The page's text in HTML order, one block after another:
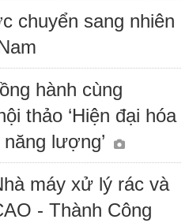
chuyển sang nhiên
hành cùng
thảo ‘Hiện đại hóa
lượng’
máy xử lý rác và
- Thành Công